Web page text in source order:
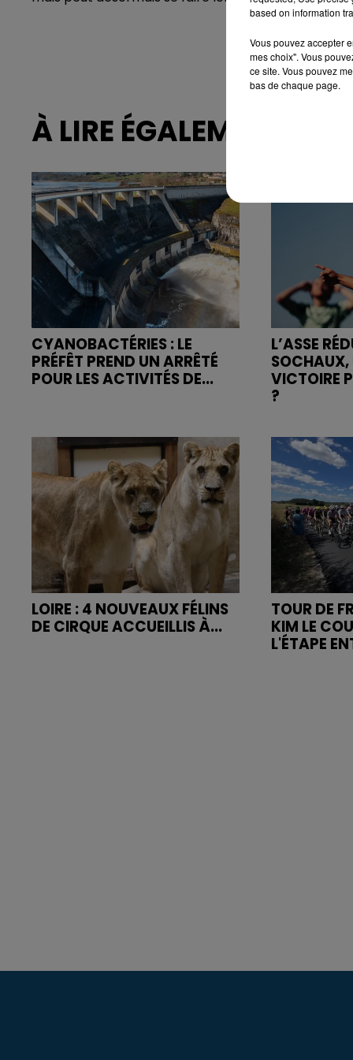
À LIRE ÉGALEMENT
CYANOBACTÉRIES : LE
PRÉFÊT PREND UN ARRÊTÉ
POUR LES ACTIVITÉS DE...
L’ASSE
SOCHAUX,
VICTOIRE
?
LOIRE : 4 NOUVEAUX FÉLINS
DE CIRQUE ACCUEILLIS À...
TOUR DE
KIM LE
L'ÉTAPE
based on information
Vous pouvez accepter
mes choix". Vous
ce site. Vous pouvez
bas de chaque page.